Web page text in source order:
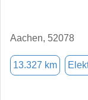
Aachen, 52078
13.327 km